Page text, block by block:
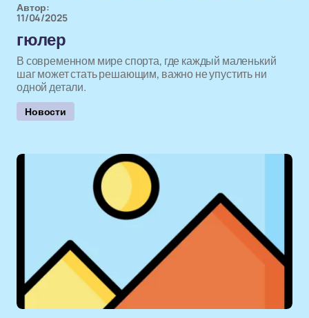
Автор:
11/04/2025
гюлер
В современном мире спорта, где каждый маленький
шаг может стать решающим, важно не упустить ни
одной детали.
Новости